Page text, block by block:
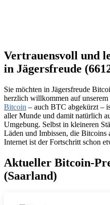
Vertrauensvoll und
in Jägersfreude
Sie möchten in Jägersfreude
herzlich willkommen auf unserem
Bitcoin – auch BTC abgekürzt –
aller Munde und damit natürlich
Umgebung. Selbst in kleineren
Läden und Imbissen, die Bitcoins
Internet ist der Fortschritt schon
Aktueller Bitcoin-
(Saarland)